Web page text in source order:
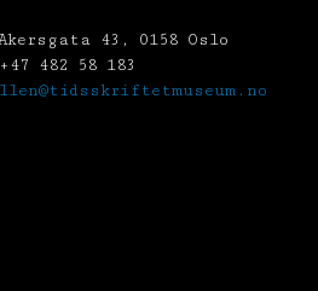
43, 0158 Oslo
482 58 183